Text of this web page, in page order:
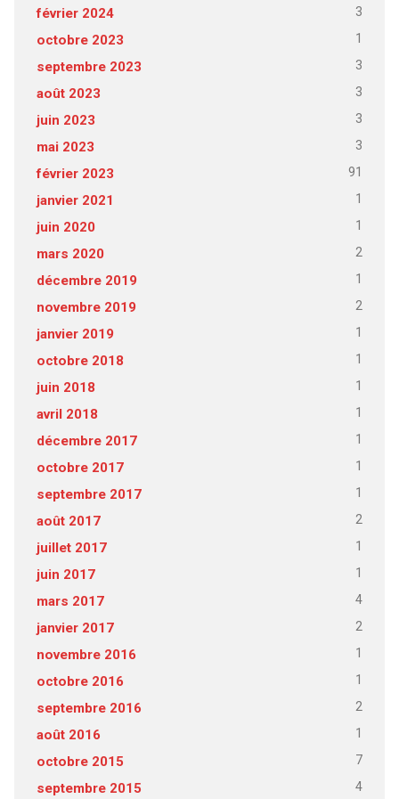
février 2024 3
octobre 2023 1
septembre 2023 3
août 2023 3
juin 2023 3
mai 2023 3
février 2023 91
janvier 2021 1
juin 2020 1
mars 2020 2
décembre 2019 1
novembre 2019 2
janvier 2019 1
octobre 2018 1
juin 2018 1
avril 2018 1
décembre 2017 1
octobre 2017 1
septembre 2017 1
août 2017 2
juillet 2017 1
juin 2017 1
mars 2017 4
janvier 2017 2
novembre 2016 1
octobre 2016 1
septembre 2016 2
août 2016 1
octobre 2015 7
septembre 2015 4